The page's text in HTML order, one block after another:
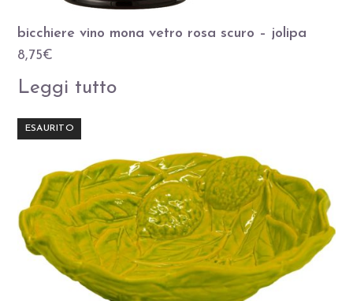
bicchiere vino mona vetro rosa scuro – jolipa
8,75€
Leggi tutto
ESAURITO